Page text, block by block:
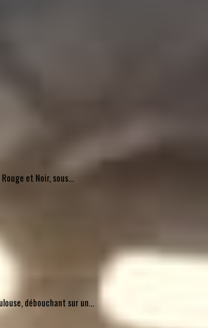
et Noir, sous...
débouchant sur un...